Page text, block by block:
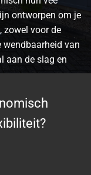
ontworpen om je
zowel voor de
wendbaarheid van
aan de slag en